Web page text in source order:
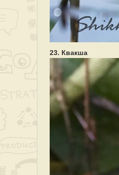
23. Квакша